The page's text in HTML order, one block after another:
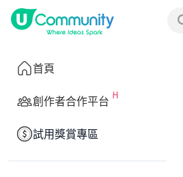
首頁
創作者合作平台
試用獎賞專區